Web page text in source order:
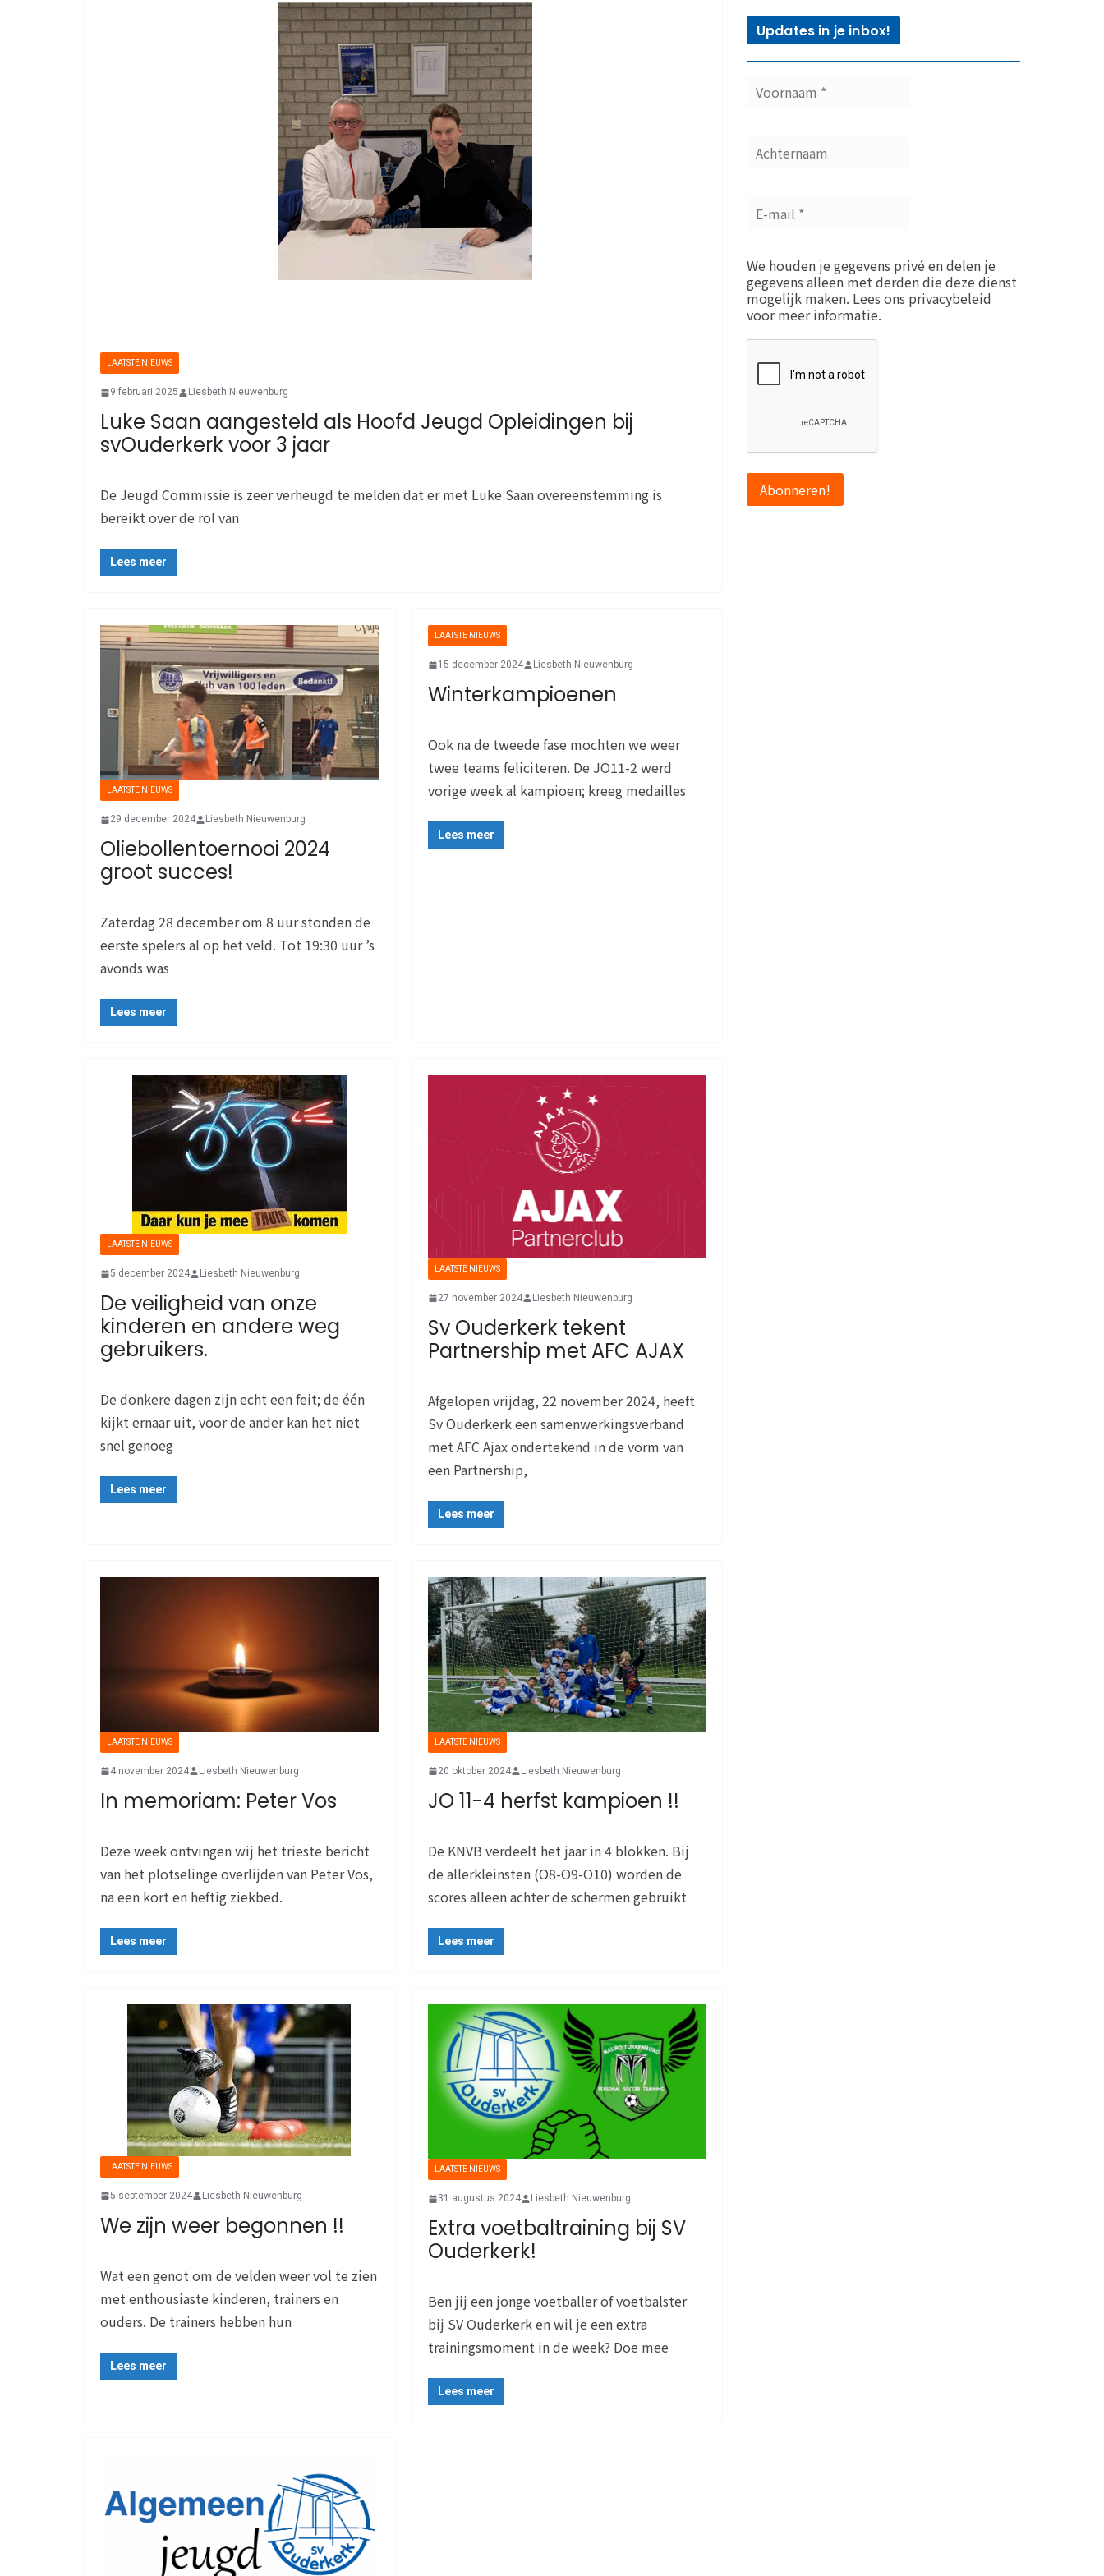
LAATSTE NIEUWS
9 februari 2025 Liesbeth Nieuwenburg
Luke Saan aangesteld als Hoofd Jeugd Opleidingen bij
svOuderkerk voor 3 jaar
De Jeugd Commissie is zeer verheugd te melden dat er met Luke Saan overeenstemming is
bereikt over de rol van
Lees meer
LAATSTE NIEUWS
29 december 2024 Liesbeth Nieuwenburg
Oliebollentoernooi 2024
groot succes!
Zaterdag 28 december om 8 uur stonden de
eerste spelers al op het veld. Tot 19:30 uur ’s
avonds was
Lees meer
LAATSTE NIEUWS
15 december 2024 Liesbeth Nieuwenburg
Winterkampioenen
Ook na de tweede fase mochten we weer
twee teams feliciteren. De JO11-2 werd
vorige week al kampioen; kreeg medailles
Lees meer
LAATSTE NIEUWS
5 december 2024 Liesbeth Nieuwenburg
De veiligheid van onze
kinderen en andere weg
gebruikers.
De donkere dagen zijn echt een feit; de één
kijkt ernaar uit, voor de ander kan het niet
snel genoeg
Lees meer
LAATSTE NIEUWS
27 november 2024 Liesbeth Nieuwenburg
Sv Ouderkerk tekent
Partnership met AFC AJAX
Afgelopen vrijdag, 22 november 2024, heeft
Sv Ouderkerk een samenwerkingsverband
met AFC Ajax ondertekend in de vorm van
een Partnership,
Lees meer
LAATSTE NIEUWS
4 november 2024 Liesbeth Nieuwenburg
In memoriam: Peter Vos
Deze week ontvingen wij het trieste bericht
van het plotselinge overlijden van Peter Vos,
na een kort en heftig ziekbed.
Lees meer
LAATSTE NIEUWS
20 oktober 2024 Liesbeth Nieuwenburg
JO 11-4 herfst kampioen !!
De KNVB verdeelt het jaar in 4 blokken. Bij
de allerkleinsten (O8-O9-O10) worden de
scores alleen achter de schermen gebruikt
Lees meer
LAATSTE NIEUWS
5 september 2024 Liesbeth Nieuwenburg
We zijn weer begonnen !!
Wat een genot om de velden weer vol te zien
met enthousiaste kinderen, trainers en
ouders. De trainers hebben hun
Lees meer
LAATSTE NIEUWS
31 augustus 2024 Liesbeth Nieuwenburg
Extra voetbaltraining bij SV
Ouderkerk!
Ben jij een jonge voetballer of voetbalster
bij SV Ouderkerk en wil je een extra
trainingsmoment in de week? Doe mee
Lees meer
Updates in je inbox!
We houden je gegevens privé en delen je
gegevens alleen met derden die deze dienst
mogelijk maken. Lees ons privacybeleid
voor meer informatie.